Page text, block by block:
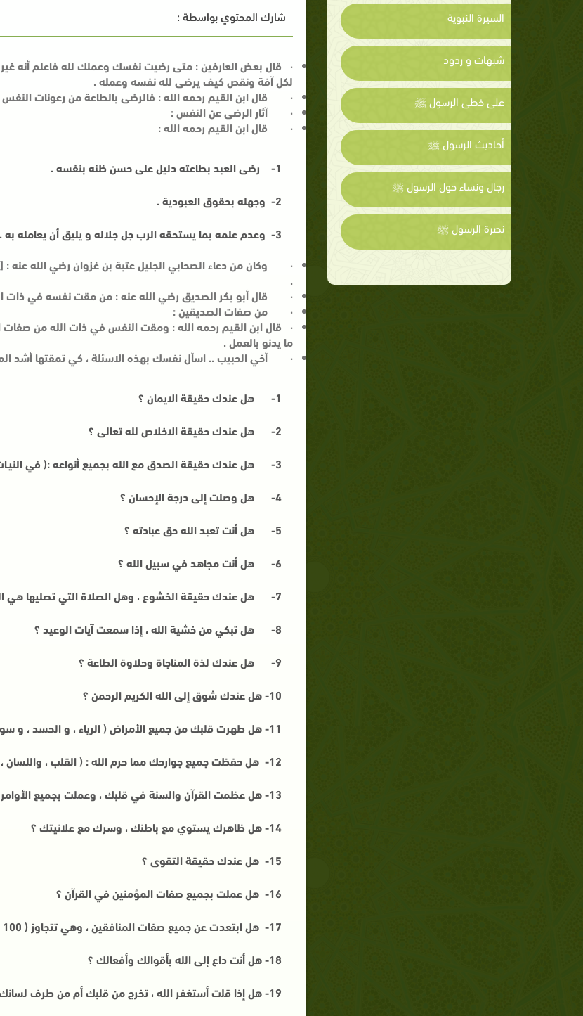
السيرة النبوية
شبهات و ردود
على خطى الرسول ﷺ
أحاديث الرسول ﷺ
رجال ونساء حول الرسول ﷺ
نصرة الرسول ﷺ
شارك المحتوي بواسطة :
· قال بعض العارفين :متى رضيت نفسك وعملك لله فاعلم أنه
لكل آفة ونقص كيف يرضى لله نفسه وعمله.
· قال ابن القيم رحمه الله : فالرضى بالطاعة من رعونات
·آثار الرضى عن النفس :
· قال ابن القيم رحمه الله :
1- رضى العبد بطاعته دليل على حسن ظنه بنفسه .
2- وجهله بحقوق العبودية .
3-
وعدم علمه بما يستحقه الرب جل جلاله و يليق أن يعامله به .
· وكان من دعاء الصحابي الجليل عتبة بن غزوان رضي الله
.
· قال أبو بكر الصديق رضي الله عنه : من مقت نفسه في ذات
·من صفات الصديقين :
· قال ابن القيم رحمه الله : ومقت النفس في ذات الله من
ما يدنو بالعمل .
·أخي الحبيب .. اسأل نفسك بهذه الاسئلة ، كي تمقتها أشد
1- هل عندك حقيقة الايمان ؟
2- هل عندك حقيقة الاخلاص لله تعالى ؟
3- هل عندك حقيقة الصدق مع الله بجميع أنواعه :( في
4- هل وصلت إلى درجة الإحسان ؟
5- هل أنت تعبد الله حق عبادته ؟
6- هل أنت مجاهد في سبيل الله ؟
7- هل عندك حقيقة الخشوع ، وهل الصلاة التي تصليها هي
8- هل تبكي من خشية الله ، إذا سمعت آيات الوعيد ؟
9- هل عندك لذة المناجاة وحلاوة الطاعة ؟
10- هل عندك شوق إلى الله الكريم الرحمن ؟
11- هل طهرت قلبك من جميع الأمراض ( الرياء ، و الحسد ، و
12- هل حفظت جميع جوارحك مما حرم الله : ( القلب ، واللسان ،
13- هل عظمت القرآن والسنة في قلبك ، وعملت بجميع
14- هل ظاهرك يستوي مع باطنك ، وسرك مع علانيتك ؟
15- هل عندك حقيقة التقوى ؟
16- هل عملت بجميع صفات المؤمنين في القرآن ؟
17- هل ابتعدت عن جميع صفات المنافقين ، وهي تتجاوز ( 100 ) صفة ؟
18- هل أنت داع إلى الله بأقوالك وأفعالك ؟
19- هل إذا قلت أستغفر الله ، تخرج من قلبك أم من طرف